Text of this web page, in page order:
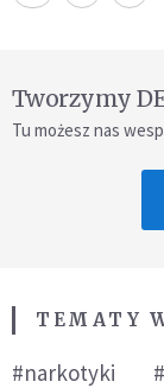
Tworzymy
Tu możesz nas
TEMATY
#narkotyki